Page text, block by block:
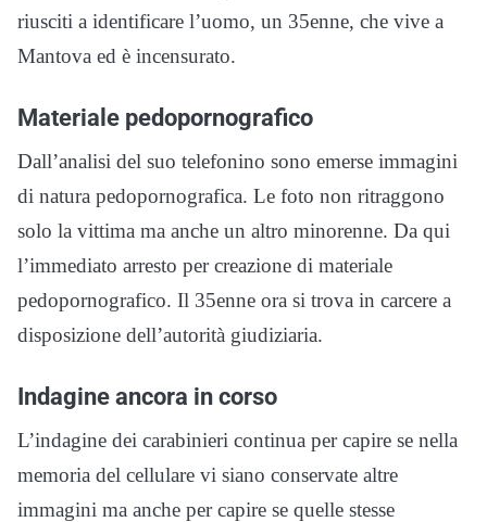
riusciti a identificare l’uomo, un 35enne, che vive a
Mantova ed è incensurato.
Materiale pedopornografico
Dall’analisi del suo telefonino sono emerse immagini
di natura pedopornografica. Le foto non ritraggono
solo la vittima ma anche un altro minorenne. Da qui
l’immediato arresto per creazione di materiale
pedopornografico. Il 35enne ora si trova in carcere a
disposizione dell’autorità giudiziaria.
Indagine ancora in corso
L’indagine dei carabinieri continua per capire se nella
memoria del cellulare vi siano conservate altre
immagini ma anche per capire se quelle stesse